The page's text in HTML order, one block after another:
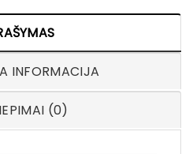
INFORMACIJA
(0)